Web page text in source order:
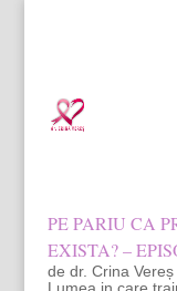
PE PARIU CA
EXISTA? –
de dr. Crina Vereș